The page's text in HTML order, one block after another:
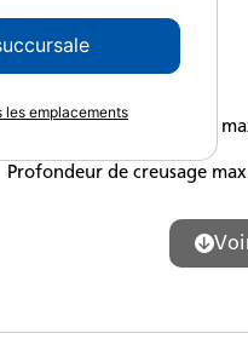
Puissance nette
Poids de fonctionnement
Profondeur de creusage
les emplacements